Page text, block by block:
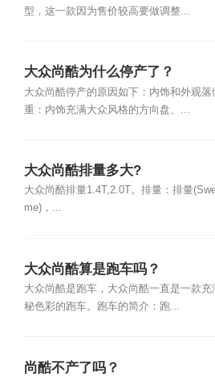
型，这一款因为售价较高要做调整...
大众尚酷为什么停产了？
大众尚酷停产的原因如下：内饰和外观落
重：内饰充满大众风格的方向盘、...
大众尚酷排量多大?
大众尚酷排量1.4T,2.0T。排量：排量
me)，...
大众尚酷算是跑车吗？
大众尚酷是跑车，大众尚酷一直是一款充
秘色彩的跑车。跑车的简介：跑...
尚酷不产了吗？